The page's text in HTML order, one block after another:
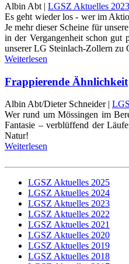
Albin Abt | LGSZ Aktuelles 2023
Es geht wieder los - wer im
Je mehr dieser Scheine für
in der Vergangenheit schon gut
unserer LG Steinlach-Zollern
Weiterlesen
Frappierende Ähnlichkeit
Albin Abt/Dieter Schneider |
Wer rund um Mössingen im
Fantasie – verblüffend der
Natur!
Weiterlesen
LGSZ Aktuelles 2025
LGSZ Aktuelles 2024
LGSZ Aktuelles 2023
LGSZ Aktuelles 2022
LGSZ Aktuelles 2021
LGSZ Aktuelles 2020
LGSZ Aktuelles 2019
LGSZ Aktuelles 2018